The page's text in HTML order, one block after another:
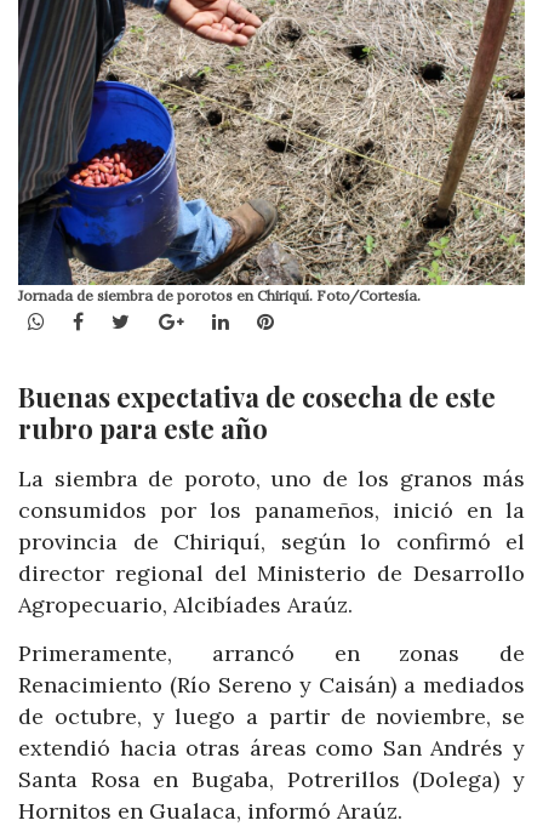
Jornada de siembra de porotos en Chiriquí. Foto/Cortesía.
WhatsApp
Facebook
TwitterGoogle+LinkedInPinterest
Buenas expectativa de cosecha de este
rubro para este año
La siembra de poroto, uno de los granos más
consumidos por los panameños, inició en la
provincia de Chiriquí, según lo confirmó el
director regional del Ministerio de Desarrollo
Agropecuario, Alcibíades Araúz.
Primeramente, arrancó en zonas de
Renacimiento (Río Sereno y Caisán) a mediados
de octubre, y luego a partir de noviembre, se
extendió hacia otras áreas como San Andrés y
Santa Rosa en Bugaba, Potrerillos (Dolega) y
Hornitos en Gualaca, informó Araúz.